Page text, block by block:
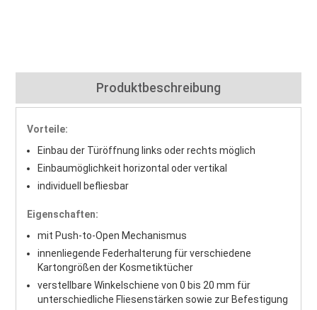
Produktbeschreibung
Vorteile:
Einbau der Türöffnung links oder rechts möglich
Einbaumöglichkeit horizontal oder vertikal
individuell befliesbar
Eigenschaften:
mit Push-to-Open Mechanismus
innenliegende Federhalterung für verschiedene
Kartongrößen der Kosmetiktücher
verstellbare Winkelschiene von 0 bis 20 mm für
unterschiedliche Fliesenstärken sowie zur Befestigung